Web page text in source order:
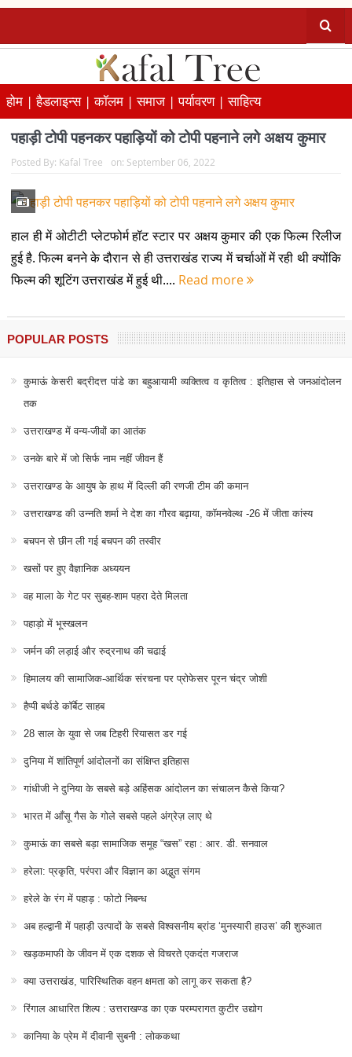
होम |हैडलाइन्स |कॉलम |समाज |पर्यावरण |साहित्य
पहाड़ी टोपी पहनकर पहाड़ियों को टोपी पहनाने लगे अक्षय कुमार
Posted By: Kafal Tree on: September 06, 2022
हाल ही में ओटीटी प्लेटफोर्म हॉट स्टार पर अक्षय कुमार की एक फिल्म रिलीज
हुई है. फिल्म बनने के दौरान से ही उत्तराखंड राज्य में चर्चाओं में रही थी क्योंकि
फिल्म की शूटिंग उत्तराखंड में हुई थी.... Read more
POPULAR POSTS
कुमाऊं केसरी बद्रीदत्त पांडे का बहुआयामी व्यक्तित्व व कृतित्व : इतिहास से जनआंदोलन
तक
उत्तराखण्ड में वन्य-जीवों का आतंक
उनके बारे में जो सिर्फ नाम नहीं जीवन हैं
उत्तराखण्ड के आयुष के हाथ में दिल्ली की रणजी टीम की कमान
उत्तराखण्ड की उन्नति शर्मा ने देश का गौरव बढ़ाया, कॉमनवेल्थ -26 में जीता कांस्य
बचपन से छीन ली गई बचपन की तस्वीर
खसों पर हुए वैज्ञानिक अध्ययन
वह माला के गेट पर सुबह-शाम पहरा देते मिलता
पहाड़ो में भूस्खलन
जर्मन की लड़ाई और रुद्रनाथ की चढाई
हिमालय की सामाजिक-आर्थिक संरचना पर प्रोफेसर पूरन चंद्र जोशी
हैप्पी बर्थडे कॉर्बेट साहब
28 साल के युवा से जब टिहरी रियासत डर गई
दुनिया में शांतिपूर्ण आंदोलनों का संक्षिप्त इतिहास
गांधीजी ने दुनिया के सबसे बड़े अहिंसक आंदोलन का संचालन कैसे किया?
भारत में आँसू गैस के गोले सबसे पहले अंग्रेज़ लाए थे
कुमाऊं का सबसे बड़ा सामाजिक समूह “खस” रहा : आर. डी. सनवाल
हरेला: प्रकृति, परंपरा और विज्ञान का अद्भुत संगम
हरेले के रंग में पहाड़ : फोटो निबन्ध
अब हल्द्वानी में पहाड़ी उत्पादों के सबसे विश्वसनीय ब्रांड ‘मुनस्यारी हाउस’ की शुरुआत
खड़कमाफी के जीवन में एक दशक से विचरते एकदंत गजराज
क्या उत्तराखंड, पारिस्थितिक वहन क्षमता को लागू कर सकता है?
रिंगाल आधारित शिल्प : उत्तराखण्ड का एक परम्परागत कुटीर उद्योग
कानिया के प्रेम में दीवानी सुबनी : लोककथा